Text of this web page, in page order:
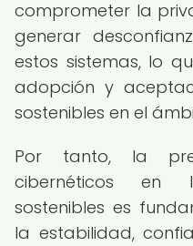
comprometer la
generar
estos sistemas, lo
adopción y
sostenibles en el
Por tanto, la
cibernéticos en
sostenibles es
la estabilidad,